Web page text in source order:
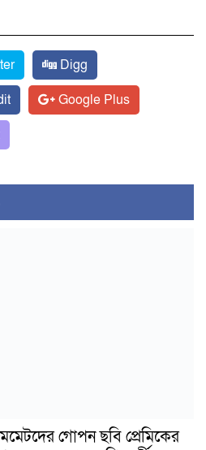
Digg
Google Plus
গোপন ছবি প্রেমিকের